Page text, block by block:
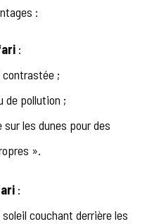
:
:
;
de pollution ;
sur les dunes pour des
».
:
couchant derrière les